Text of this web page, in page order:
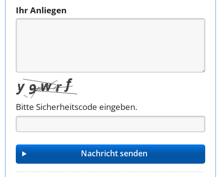
Ihr Anliegen
Bitte Sicherheitscode eingeben.